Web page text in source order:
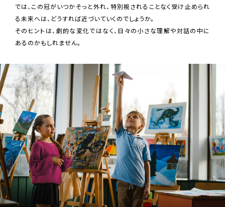
では、この冠がいつかそっと外れ、特別視されることなく受け止められ
る未来へは、どうすれば近づいていくのでしょうか。
そのヒントは、劇的な変化ではなく、日々の小さな理解や対話の中に
あるのかもしれません。